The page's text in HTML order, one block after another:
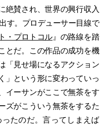
絶賛され、世界の興行収入
す。プロデューサー目線で
・プロトコル 』の路線を踏
とだ。この作品の成功を機
「見せ場になるアクション
」という形に変わっていっ
イーサンがここで無茶をす
ズがこういう無茶をするた
たのだ。言ってしまえば